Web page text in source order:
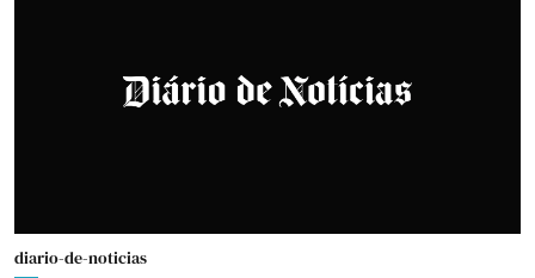
diario-de-noticias